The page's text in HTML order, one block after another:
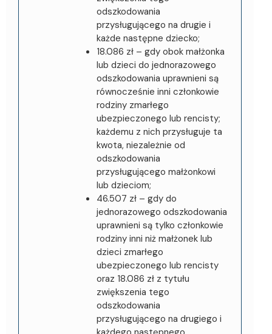
odszkodowania
przysługującego na drugie i
każde następne dziecko;
18.086 zł – gdy obok małżonka
lub dzieci do jednorazowego
odszkodowania uprawnieni są
równocześnie inni członkowie
rodziny zmarłego
ubezpieczonego lub rencisty;
każdemu z nich przysługuje ta
kwota, niezależnie od
odszkodowania
przysługującego małżonkowi
lub dzieciom;
46.507 zł – gdy do
jednorazowego odszkodowania
uprawnieni są tylko członkowie
rodziny inni niż małżonek lub
dzieci zmarłego
ubezpieczonego lub rencisty
oraz 18.086 zł z tytułu
zwiększenia tego
odszkodowania
przysługującego na drugiego i